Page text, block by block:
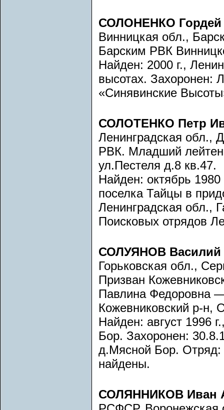
СОЛОНЕНКО Гордей
Винницкая обл.,
Барским РВК
Найден: 2000 г.,
высотах. Захоронен:
«Синявинские
СОЛОТЕНКО Петр
Ленинградская обл.,
РВК. Младший
ул.Пестеля д.8 кв.47.
Найден: октябрь 1980
поселка Тайцы в
Ленинградская обл.,
Поисковых отрядов
СОЛУЯНОВ Василий
Горьковская обл.,
Призван
Павлина Федоровна
Кожевниковский р-н,
Найден: август 1996
Бор. Захоронен:
д.Мясной Бор. Отряд:
найдены.
СОЛЯННИКОВ Иван